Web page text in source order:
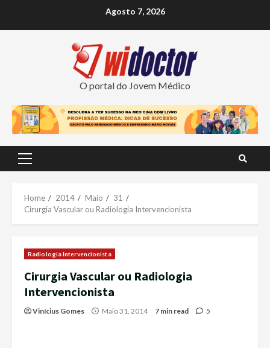
Agosto 7, 2026
O portal do Jovem Médico
Primary
Home 2014 Maio
31
Cirurgia Vascular ou Radiologia Intervencionista
Radiologia Intervencionista
Cirurgia Vascular ou Radiologia
Intervencionista
Vinícius Gomes Maio 31, 2014 7 min read 5